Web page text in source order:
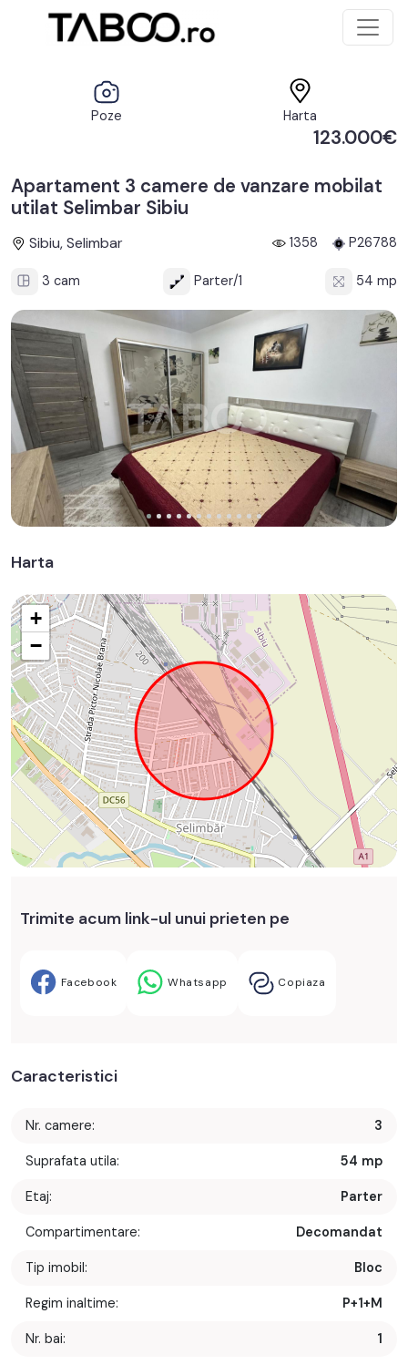
Poze Harta
123.000€
Apartament 3 camere de vanzare mobilat
utilat Selimbar Sibiu
Sibiu, Selimbar 1358 P26788
3 cam Parter/1 54 mp
Harta
+
−
Trimite acum link-ul unui prieten pe
Facebook Whatsapp Copiaza
Caracteristici
Nr. camere: 3
Suprafata utila: 54 mp
Etaj: Parter
Compartimentare: Decomandat
Tip imobil: Bloc
Regim inaltime: P+1+M
Nr. bai: 1